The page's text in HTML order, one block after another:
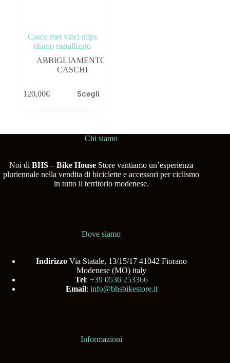
OUTLET
Casco met vinci mips
titanio metallizato
ABBIGLIAMENTO
CASCHI
120,00€ Scegli
Chi siamo
Noi di BHS– Bike HouseStore vantiamo un’esperienza
pluriennale nella vendita di biciclette e accessori per ciclismo
in tutto il territorio modenese.
Dove siamo
Indirizzo Via Statale, 13/15/17 41042 Fiorano
Modenese (MO) italy
Tel:+39 0536 253366
Email: info@bhsbikestore.it
Informazioni